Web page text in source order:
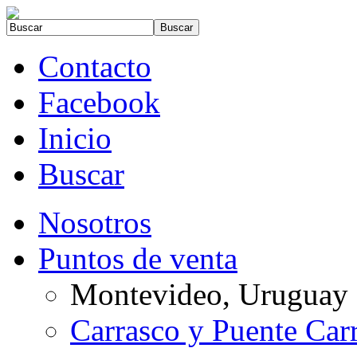
Contacto
Facebook
Inicio
Buscar
Nosotros
Puntos de venta
Montevideo, Uruguay
Carrasco y Puente